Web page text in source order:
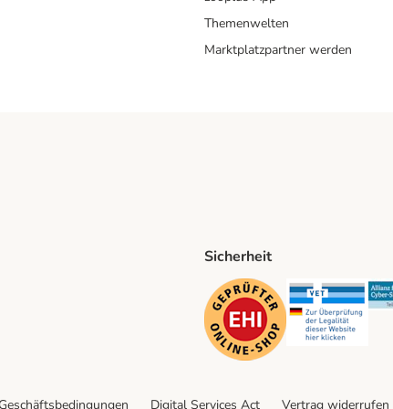
Themenwelten
Marktplatzpartner werden
Method
Sicherheit
Security
Digital Services Act Vertrag widerrufen